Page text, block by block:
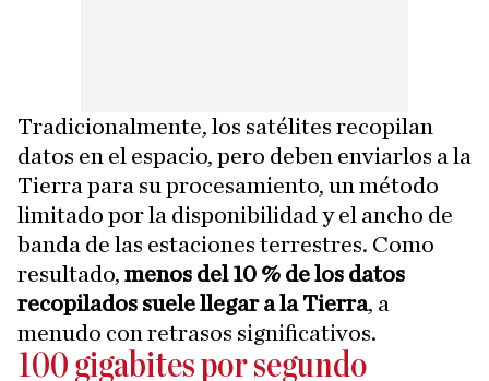
Tradicionalmente, los satélites recopilan
datos en el espacio, pero deben enviarlos a la
Tierra para su procesamiento, un método
limitado por la disponibilidad y el ancho de
banda de las estaciones terrestres. Como
resultado, menos del 10 % de los datos
recopilados suele llegar a la Tierra, a
menudo con retrasos significativos.
100 gigabites por segundo